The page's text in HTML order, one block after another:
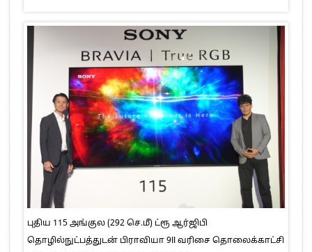
புதிய 115 அங்குல (292 செ.மீ) ட்ரூ ஆர்ஜிபி
தொழில்நுட்பத்துடன் பிராவியா 9II வரிசை தொலைக்காட்சி